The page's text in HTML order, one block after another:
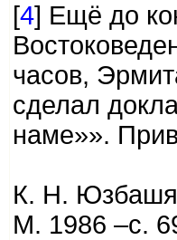
[4] Ещё до
часов,
сделал
наме»».
К. Н.
М. 1986 –с.